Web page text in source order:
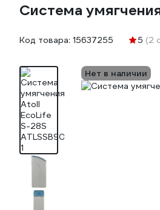
Cистема
Код товара: 15637255 5 (2
Нет в наличии